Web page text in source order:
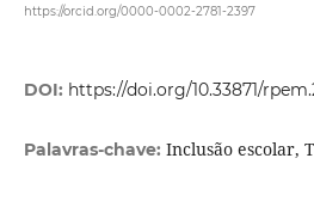
https://orcid.org/0000-0002-2781-2397
DOI: https://doi.org/10.33871/
Palavras-chave: Inclusão escolar,